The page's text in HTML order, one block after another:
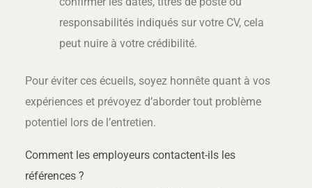
responsabilités indiqués sur votre CV, cela
peut nuire à votre crédibilité.
Pour éviter ces écueils, soyez honnête quant à vos
expériences et prévoyez d’aborder tout problème
potentiel lors de l’entretien.
Comment les employeurs contactent-ils les
références ?